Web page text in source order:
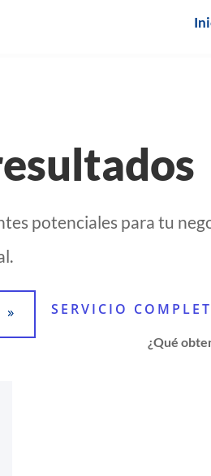
potenciales para tu
SERVICIO
¿Qué